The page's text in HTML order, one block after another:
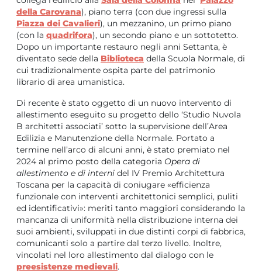
della Carovana), piano terra (con due ingressi sulla
Piazza dei Cavalieri), un mezzanino, un primo piano
(con la quadrifora), un secondo piano e un sottotetto.
Dopo un importante restauro negli anni Settanta, è
diventato sede della Biblioteca della Scuola Normale, di
cui tradizionalmente ospita parte del patrimonio
librario di area umanistica.
Di recente è stato oggetto di un nuovo intervento di
allestimento eseguito su progetto dello ‘Studio Nuvola
B architetti associati’ sotto la supervisione dell’Area
Edilizia e Manutenzione della Normale. Portato a
termine nell’arco di alcuni anni, è stato premiato nel
2024 al primo posto della categoria Opera di
allestimento e di interni del IV Premio Architettura
Toscana per la capacità di coniugare «efficienza
funzionale con interventi architettonici semplici, puliti
ed identificativi»: meriti tanto maggiori considerando la
mancanza di uniformità nella distribuzione interna dei
suoi ambienti, sviluppati in due distinti corpi di fabbrica,
comunicanti solo a partire dal terzo livello. Inoltre,
vincolati nel loro allestimento dal dialogo con le
preesistenze medievali.